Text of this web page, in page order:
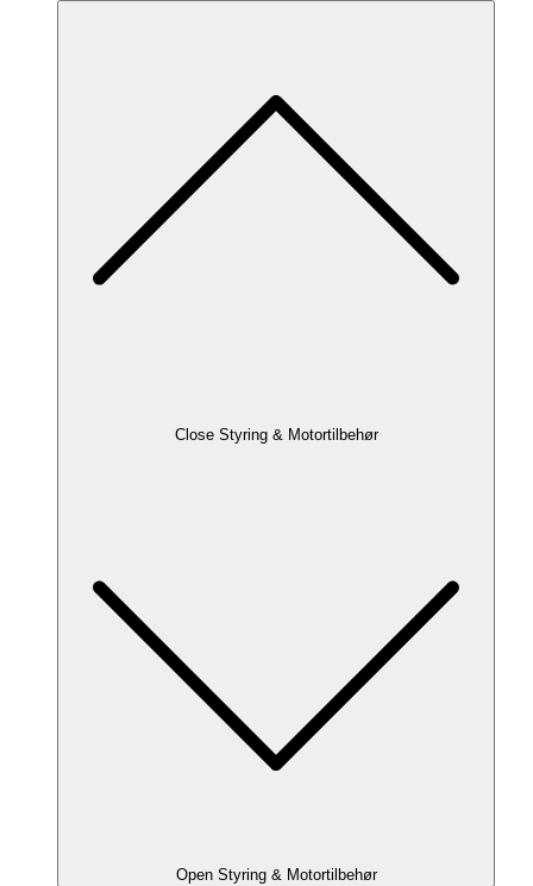
Close Styring & Motortilbehør
Open Styring & Motortilbehør